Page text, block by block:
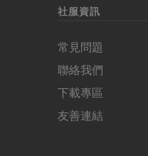
社服資訊
常見問題
聯絡我們
下載專區
友善連結